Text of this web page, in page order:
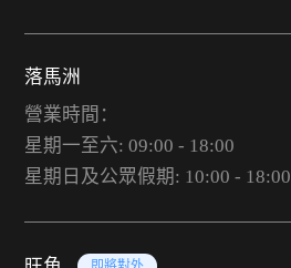
落馬洲
營業時間：
星期一至六: 09:00 - 18:00
星期日及公眾假期: 10:00 - 18:00